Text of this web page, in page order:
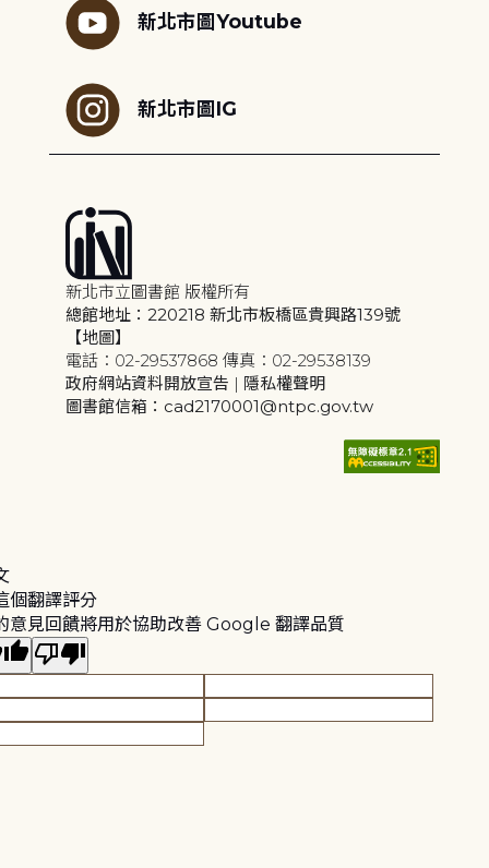
新北市圖Youtube
新北市圖IG
新北市立圖書館 版權所有
總館地址：220218 新北市板橋區貴興路139號
【地圖】
電話：02-29537868 傳真：02-29538139
政府網站資料開放宣告 | 隱私權聲明
圖書館信箱：cad2170001@ntpc.gov.tw
個翻譯評分
意見回饋將用於協助改善 Google 翻譯品質